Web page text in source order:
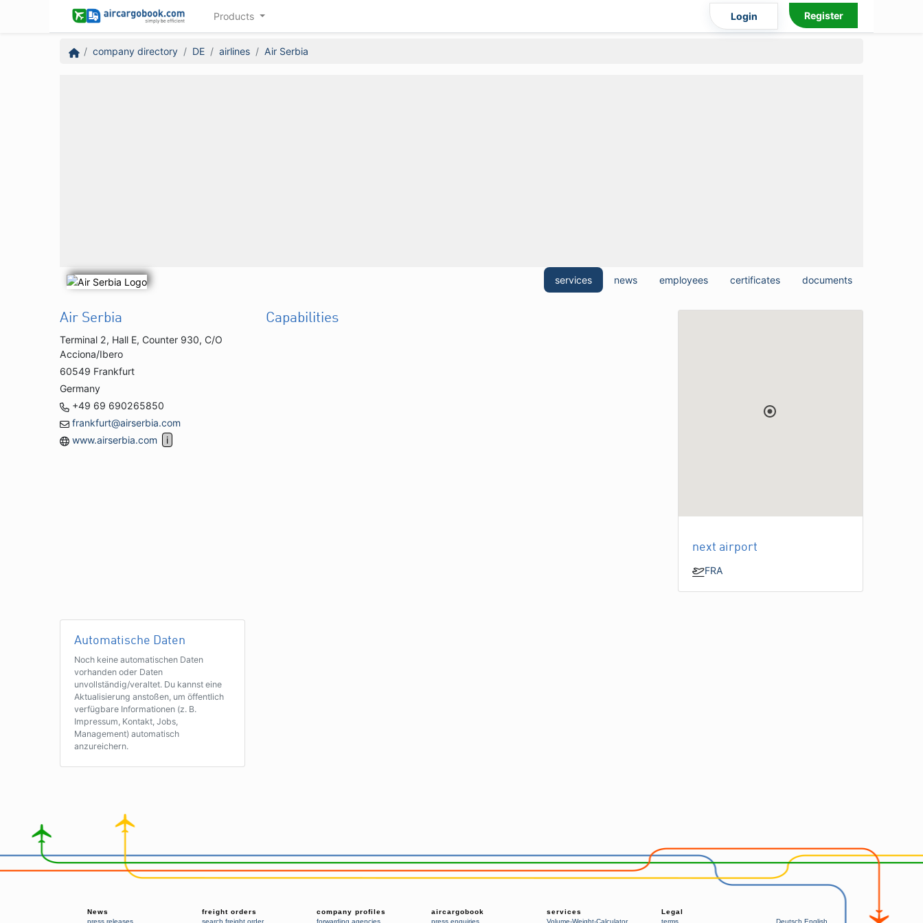
Products Login Register
company directory DE airlines Air Serbia
services news employees certificates documents
Air Serbia
Terminal 2, Hall E, Counter 930, C/O
Acciona/Ibero
60549 Frankfurt
Germany
+49 69 690265850
frankfurt@airserbia.com
www.airserbia.com
Capabilities
next airport
FRA
Automatische Daten
Noch keine automatischen Daten
vorhanden oder Daten
unvollständig/veraltet. Du kannst eine
Aktualisierung anstoßen, um öffentlich
verfügbare Informationen (z. B.
Impressum, Kontakt, Jobs,
Management) automatisch
anzureichern.
News
press releases
freight orders
search freight order
company profiles
forwarding agencies
aircargobook
press enquiries
services
Volume-Weight-Calculator
Legal
terms
Deutsch English